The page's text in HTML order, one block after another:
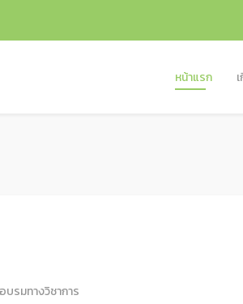
หน้าแรก
บรมทางวิชาการ